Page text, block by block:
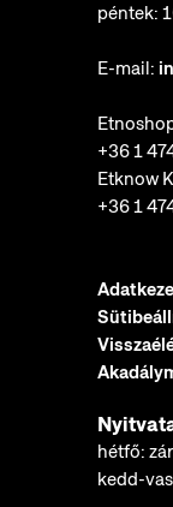
péntek:
E-mail:
+36 1
Etknow
+36 1
hétfő:
kedd-